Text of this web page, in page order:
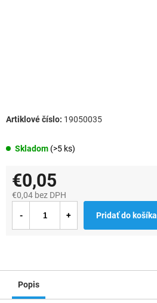
Skladom (>5 ks)
19050035
€0,05
€0,04 bez DPH
cena:
Pridať do košíka
Popis